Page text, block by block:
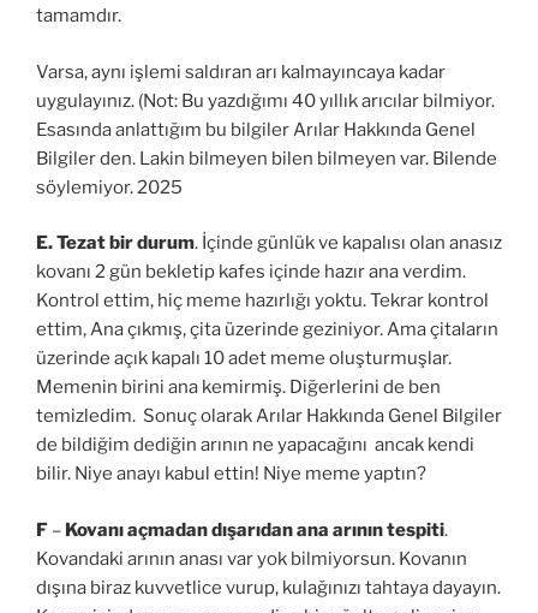
tamamdır.
Varsa, aynı işlemi saldıran arı kalmayıncaya kadar
uygulayınız. (Not: Bu yazdığımı 40 yıllık arıcılar bilmiyor.
Esasında anlattığım bu bilgiler Arılar Hakkında Genel
Bilgiler den. Lakin bilmeyen bilen bilmeyen var. Bilende
söylemiyor. 2025
E.Tezat bir durum. İçinde günlük ve kapalısı olan anasız
kovanı 2 gün bekletip kafes içinde hazır ana verdim.
Kontrol ettim, hiç meme hazırlığı yoktu. Tekrar kontrol
ettim, Ana çıkmış, çita üzerinde geziniyor. Ama çitaların
üzerinde açık kapalı 10 adet meme oluşturmuşlar.
Memenin birini ana kemirmiş. Diğerlerini de ben
temizledim. Sonuç olarak Arılar Hakkında Genel Bilgiler
de bildiğim dediğin arının ne yapacağını ancak kendi
bilir. Niye anayı kabul ettin! Niye meme yaptın?
F – Kovanı açmadan dışarıdan ana arının tespiti.
Kovandaki arının anası var yok bilmiyorsun. Kovanın
dışına biraz kuvvetlice vurup, kulağınızı tahtaya dayayın.